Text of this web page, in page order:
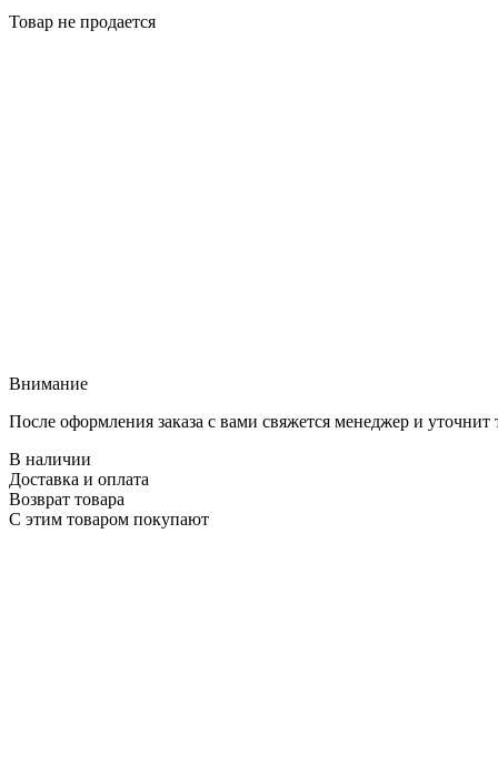
Товар не продается
Внимание
После оформления заказа с вами свяжется менеджер и уточнит
В наличии
Доставка и оплата
Возврат товара
С этим товаром покупают